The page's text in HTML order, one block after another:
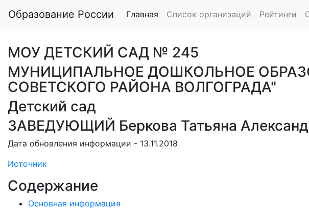
Образование России Главная Список организаций Рейтинги
МОУ ДЕТСКИЙ САД № 245
МУНИЦИПАЛЬНОЕ ДОШКОЛЬНОЕ
СОВЕТСКОГО РАЙОНА ВОЛГОГРАДА"
Детский сад
ЗАВЕДУЮЩИЙ Беркова Татьяна
Дата обновления информации - 13.11.2018
Источник
Содержание
Основная информация